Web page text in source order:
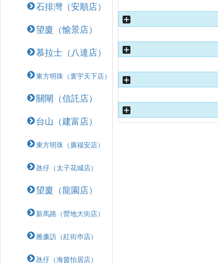
石排灣（安順店）
望廈（愉景店）
慕拉士（八達店）
東方明珠（寰宇天下店）
關閘（信託店）
台山（建富店）
東方明珠（廣福安店）
氹仔（太子花城店）
望廈（龍園店）
新馬路（營地大街店）
雅廉訪（紅街巿店）
氹仔（海茵怡居店）